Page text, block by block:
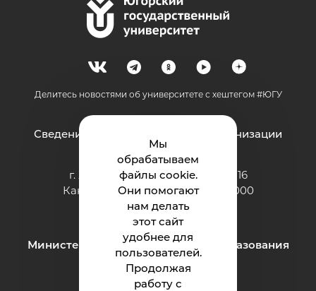
Мы
обрабатываем
файлы cookie.
Они помогают
нам делать
этот сайт
удобнее для
пользователей.
Продолжая
работу с
Делитесь новостями об университете с хештегом #ЮГУ
Сведения об образовательной организации
г. Ханты-Мансийск, ул. Чехова, 16
Канцелярия: тел.: +7 (3467) 377-000
e-mail:ugrasu@ugrasu.ru
Министерство науки и высшего образования
Российской Федерации